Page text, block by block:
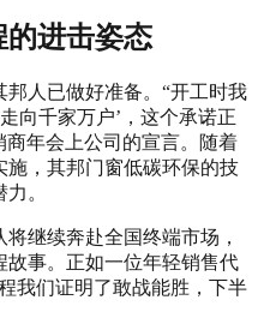
进击姿态
人已做好准备。“开工时我
向千家万户’，这个承诺正
商年会上公司的宣言。随着
施，其邦门窗低碳环保的技
力。
继续奔赴全国终端市场，
故事。正如一位年轻销售代
我们证明了敢战能胜，下半